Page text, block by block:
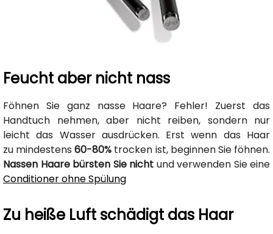
Feucht aber nicht nass
Föhnen Sie ganz nasse Haare? Fehler! Zuerst das
Handtuch nehmen, aber nicht reiben, sondern nur
leicht das Wasser ausdrücken. Erst wenn das Haar
zu mindestens60-80% trocken ist, beginnen Sie föhnen.
Nassen Haare bürsten Sie nicht und verwenden Sie eine
Conditioner ohne Spülung
Zu heiße Luft schädigt das Haar